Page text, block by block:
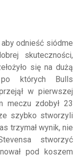
odnieść siódme
skuteczności,
się na dużą
których Bulls
w pierwszej
meczu zdobył 23
szybko stworzyli
trzymał wynik, nie
stworzyć
pod koszem